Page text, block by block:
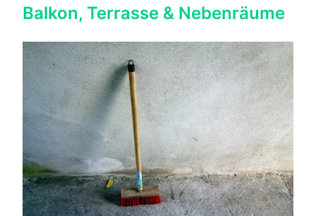
Balkon, Terrasse & Nebenräume